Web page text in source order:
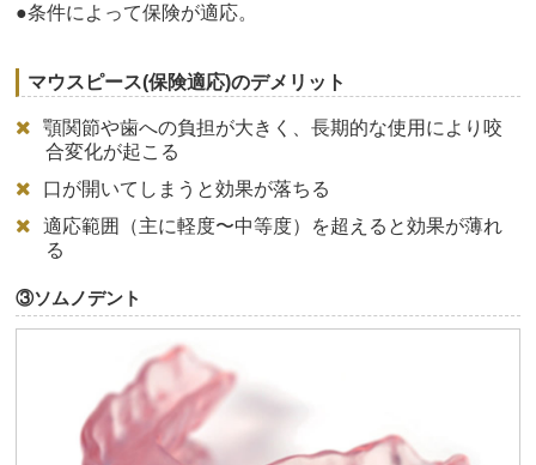
●条件によって保険が適応。
マウスピース(保険適応)のデメリット
顎関節や歯への負担が大きく、長期的な使用により咬
合変化が起こる
口が開いてしまうと効果が落ちる
適応範囲（主に軽度〜中等度）を超えると効果が薄れ
る
③ソムノデント